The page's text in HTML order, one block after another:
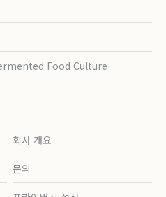
Food Culture
회사 개요
문의